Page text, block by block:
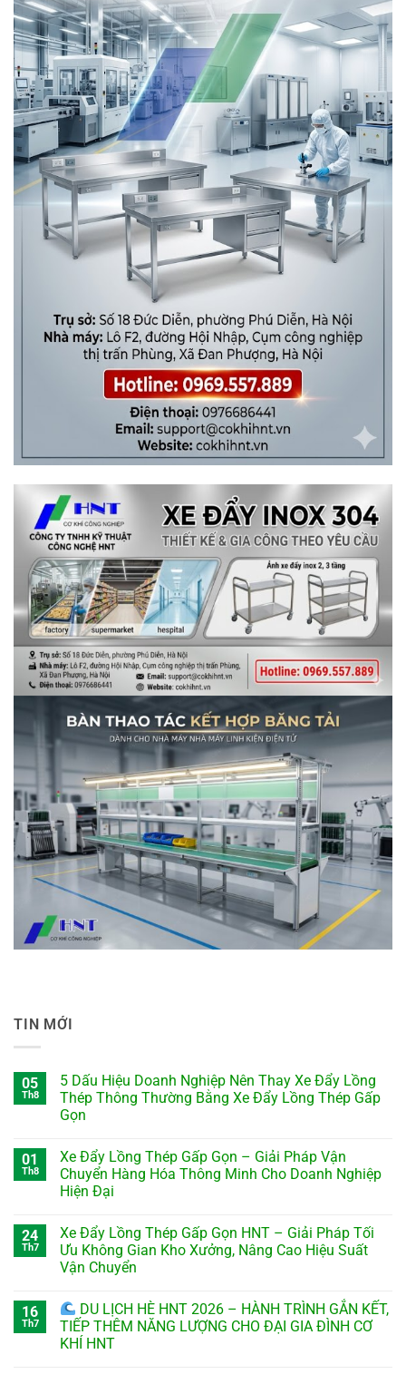
TIN MỚI
05
Th8
5 Dấu Hiệu Doanh Nghiệp Nên Thay Xe Đẩy Lồng
Thép Thông Thường Bằng Xe Đẩy Lồng Thép Gấp
Gọn
01
Th8
Xe Đẩy Lồng Thép Gấp Gọn – Giải Pháp Vận
Chuyển Hàng Hóa Thông Minh Cho Doanh Nghiệp
Hiện Đại
24
Th7
Xe Đẩy Lồng Thép Gấp Gọn HNT – Giải Pháp Tối
Ưu Không Gian Kho Xưởng, Nâng Cao Hiệu Suất
Vận Chuyển
16
Th7
DU LỊCH HÈ HNT 2026 – HÀNH TRÌNH GẮN KẾT,
TIẾP THÊM NĂNG LƯỢNG CHO ĐẠI GIA ĐÌNH CƠ
KHÍ HNT